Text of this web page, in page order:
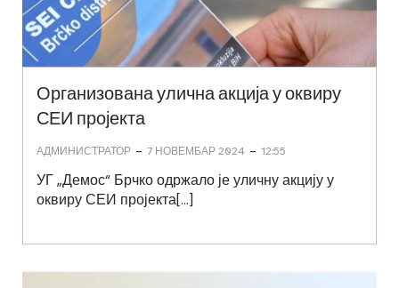
Организована улична акција у оквиру
СЕИ пројекта
АДМИНИСТРАТОР - 7 НОВЕМБАР 2024 - 12:55
УГ „Демос“ Брчко одржало је уличну акцију у
оквиру СЕИ пројекта[…]